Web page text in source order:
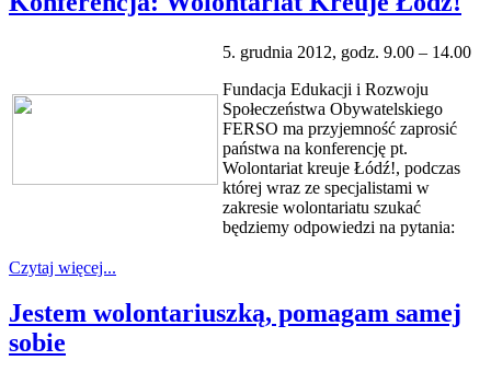
5. grudnia 2012, godz. 9.00 – 14.00
Fundacja Edukacji i Rozwoju
Społeczeństwa Obywatelskiego
FERSO ma przyjemność zaprosić
państwa na konferencję pt.
Wolontariat kreuje Łódź!, podczas
której wraz ze specjalistami w
zakresie wolontariatu szukać
będziemy odpowiedzi na pytania:
Czytaj więcej...
Jestem wolontariuszką, pomagam samej
sobie